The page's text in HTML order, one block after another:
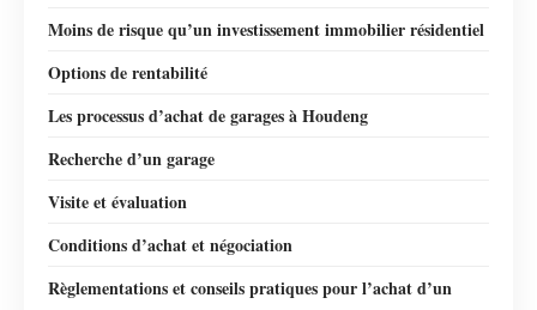
Moins de risque qu’un investissement immobilier résidentiel
Options de rentabilité
Les processus d’achat de garages à Houdeng
Recherche d’un garage
Visite et évaluation
Conditions d’achat et négociation
Règlementations et conseils pratiques pour l’achat d’un